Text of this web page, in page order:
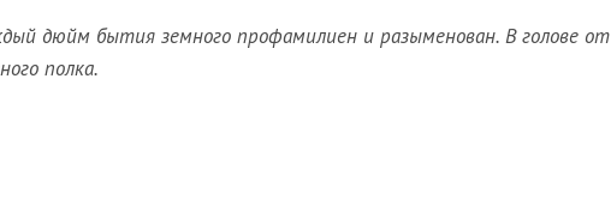
дюйм бытия земного профамилиен и разыменован. В голове от
полка.